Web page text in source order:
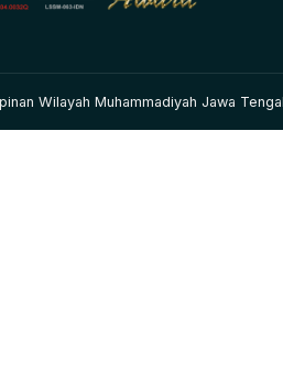
Wilayah Muhammadiyah Jawa